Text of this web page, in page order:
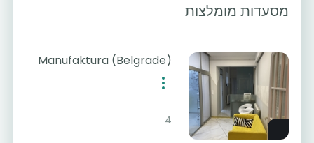
מסעדות מומלצות
Manufaktura (Belgrade)
4